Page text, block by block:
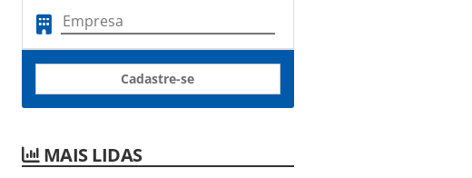
Cadastre-se
MAIS LIDAS